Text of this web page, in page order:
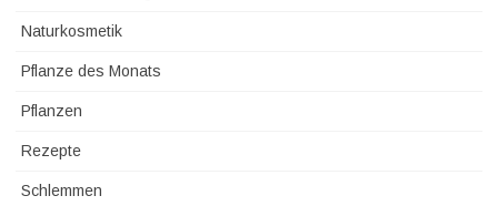
Naturkosmetik
Pflanze des Monats
Pflanzen
Rezepte
Schlemmen